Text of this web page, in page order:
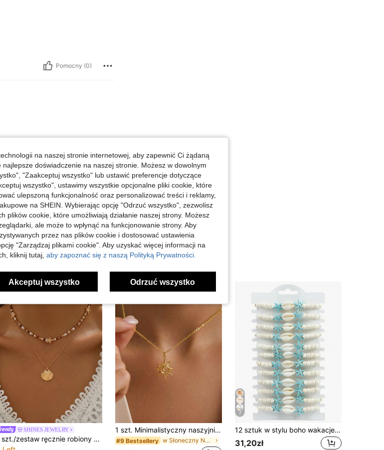
Pomocny (0)
Pomocny (0)
SHINES JEWELRY
2 szt./zestaw ręcznie robiony naszyjnik z koralików w stylu boho z zawieszką z muszli, uniwersalny do noszenia na co dzień, na plażę, wakacje, podróże i imprezy. Koraliki w losowych kolorach, długość do personalizacji.
1 szt. Minimalistyczny naszyjnik ze stali nierdzewnej z wisiorkiem w kształcie słońca, złoty spiralny naszyjnik z wisiorkiem, prezent dla kobiet, letnie wakacje
#9 Bestsellery w Słoneczny Naszyjniki damskie
7
12 sztuk w stylu boho wakacje plaża rozgwiazdy i muszle bransoletki akcesoria z serii przybrzeżnej bransoletka z liny plażowej do surfingu
31,20zł
na naszej stronie internetowej, aby zapewnić Ci żądaną
najlepsze doświadczenie na naszej stronie. Możesz w dowolnym
"Zaakceptuj wszystko" lub ustawić preferencje dotyczące
wszystko", ustawimy wszystkie opcjonalne pliki cookie, które
ulepszoną funkcjonalność oraz personalizować treści i reklamy,
na SHEIN. Wybierając opcję "Odrzuć wszystko", zezwolisz
plików cookie, które umożliwiają działanie naszej strony. Możesz
ale może to wpłynąć na funkcjonowanie strony. Aby
przez nas plików cookie i dostosować ustawienia
"Zarządzaj plikami cookie". Aby uzyskać więcej informacji na
kliknij tutaj, aby zapoznać się z naszą Polityką Prywatności.
Akceptuj wszystko Odrzuć wszystko